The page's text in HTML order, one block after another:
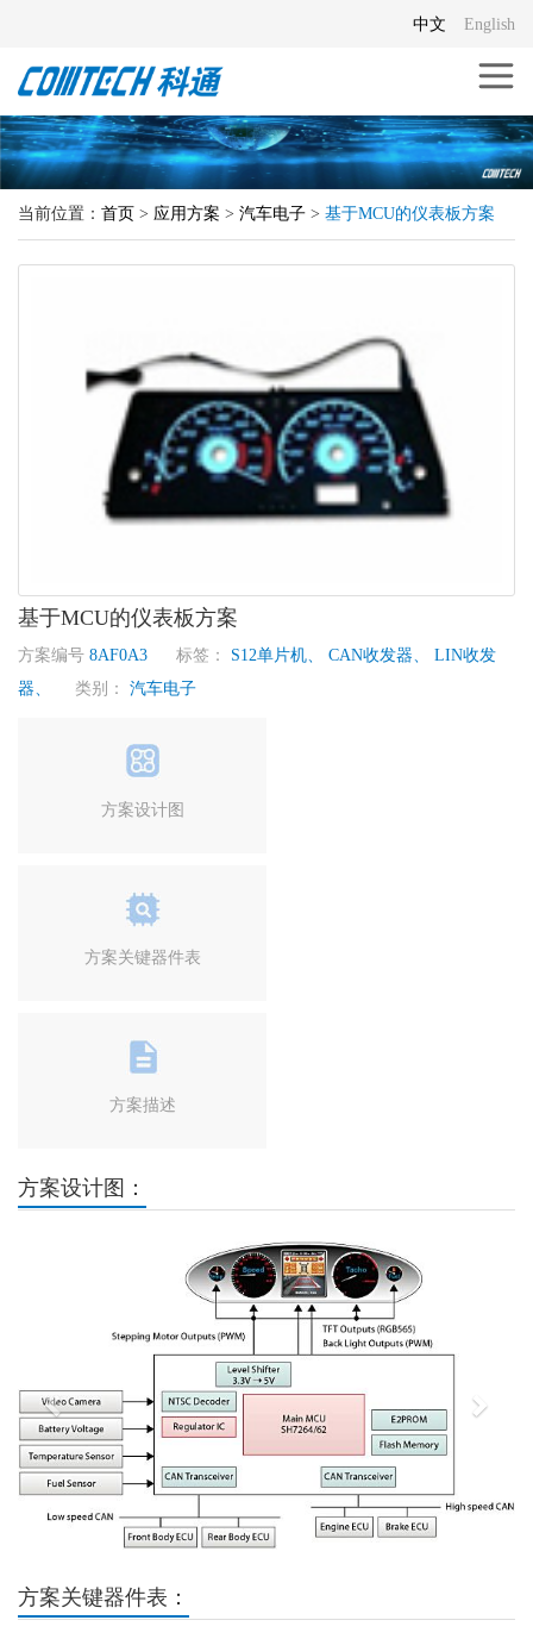
English
中文
当前位置： 首页 > 应用方案 > 汽车电子 > 基于MCU的仪表板方案
基于MCU的仪表板方案
方案编号 8AF0A3 标签： S12单片机、 CAN收发器、
LIN收发
器、
类别： 汽车电子
方案设计图
方案关键器件表
方案描述
方案设计图：
方案关键器件表：